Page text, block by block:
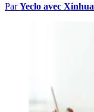
ParYeclo avec Xinhua